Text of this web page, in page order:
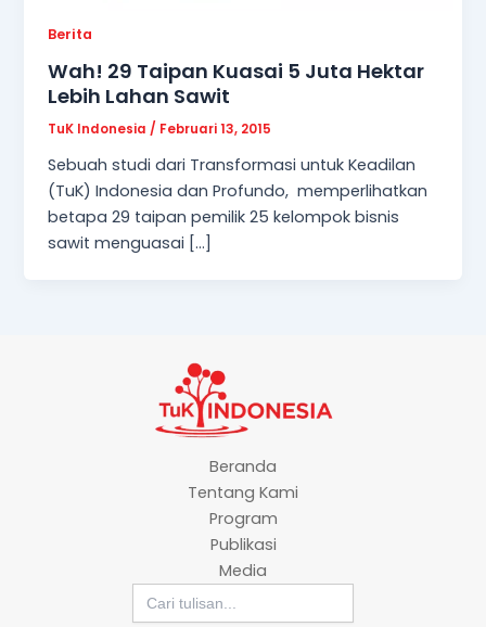
Berita
Wah! 29 Taipan Kuasai 5 Juta Hektar
Lebih Lahan Sawit
TuK Indonesia/ Februari 13, 2015
Sebuah studi dari Transformasi untuk Keadilan
(TuK) Indonesia dan Profundo, memperlihatkan
betapa 29 taipan pemilik 25 kelompok bisnis
sawit menguasai […]
Beranda
Tentang Kami
Program
Publikasi
Media
Search
for: